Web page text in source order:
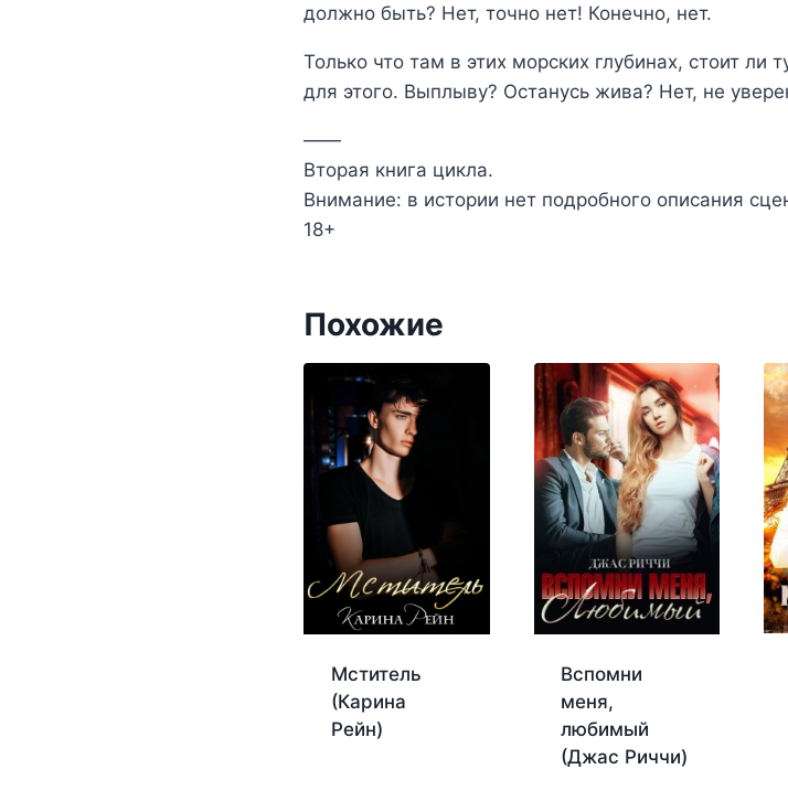
должно быть? Нет, точно нет! Конечно, нет.
Только что там в этих морских глубинах, стоит
для этого. Выплыву? Останусь жива? Нет, не
——
Вторая книга цикла.
Внимание: в истории нет подробного описания
18+
Похожие
Мститель
(Карина
Рейн)
Вспомни
меня,
любимый
(Джас Риччи)